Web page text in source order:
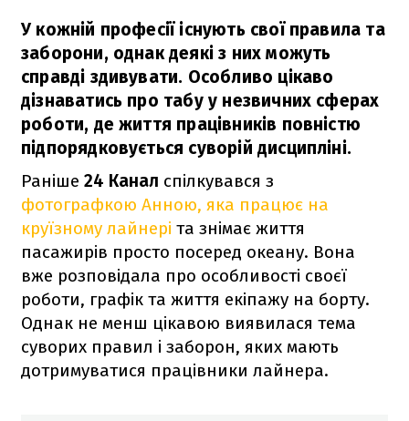
У кожній професії існують свої правила та
заборони, однак деякі з них можуть
справді здивувати. Особливо цікаво
дізнаватись про табу у незвичних сферах
роботи, де життя працівників повністю
підпорядковується суворій дисципліні.
Раніше 24 Канал спілкувався з
фотографкою Анною, яка працює на
круїзному лайнері та знімає життя
пасажирів просто посеред океану. Вона
вже розповідала про особливості своєї
роботи, графік та життя екіпажу на борту.
Однак не менш цікавою виявилася тема
суворих правил і заборон, яких мають
дотримуватися працівники лайнера.